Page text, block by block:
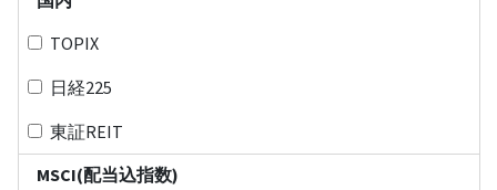
TOPIX
日経225
東証REIT
MSCI(配当込指数)